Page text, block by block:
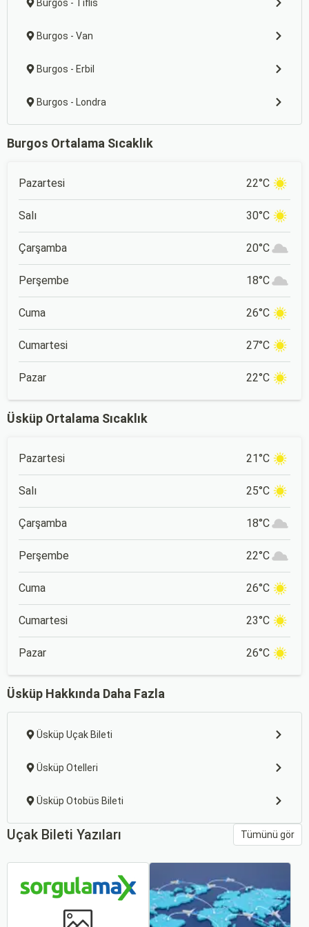
Burgos - Tiflis
Burgos - Van
Burgos - Erbil
Burgos - Londra
Burgos Ortalama Sıcaklık
Pazartesi 22°C
Salı 30°C
Çarşamba 20°C
Perşembe 18°C
Cuma 26°C
Cumartesi 27°C
Pazar 22°C
Üsküp Ortalama Sıcaklık
Pazartesi 21°C
Salı 25°C
Çarşamba 18°C
Perşembe 22°C
Cuma 26°C
Cumartesi 23°C
Pazar 26°C
Üsküp Hakkında Daha Fazla
Üsküp Uçak Bileti
Üsküp Otelleri
Üsküp Otobüs Bileti
Uçak Bileti Yazıları Tümünü gör